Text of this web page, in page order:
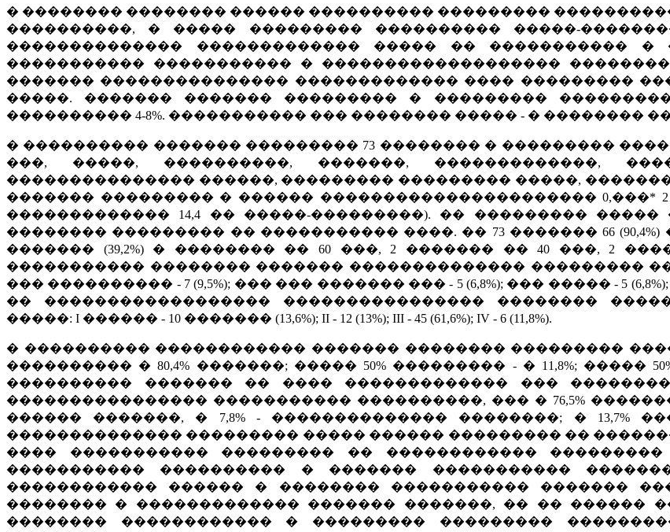
� �������� �������� ������ ���������� ���������
����������, � ����� ��������� ���������� �����-
�������������� ������������� ����� �� ����������� �
����������� ����������� � �������������������
������� ��������������� ������������� ���� ���������
�����. ������� ������� ��������� � ���������
���������� 4-8%. ����������� ��� �������� ����� - � ��������
� ���������� ������� ��������� 73 �������� � ���������
���, �����, ����������, �������, �������������,
��������������� ������, ��������� ��������� �����,
������� ��������� � ������ ���������������������� 0,���*
������������� 14,4 �� �����-���������). �� ���������
�������� ��������� �� ����������� ����. �� 73 ������� 66 (90,4%)
������� (39,2%) � �������� �� 60 ���, 2 ������� �� 40 ���, 2
����������� �������� ������� �������������� ���������
��� ���������� - 7 (9,5%); ��� ��� ������� ��� - 5 (6,8%); ��� ����� - 5
�� ������������������ ���������������� ��������
�����: I ������ - 10 ������� (13,6%); II - 12 (13%); III - 45 (61,6%); IV - 6 (11,8%).
� ���������� ������������ ������� �������� ���������
���������� � 80,4% �������; ����� 50% ��������� - � 11,8%; �����
���������� ������� �� ���� ������������� ���
���������������� ����������� ����������, ��� � 76,5%
������ �������, � 7,8% - �������������� ��������; � 13,7%
�������������� ��������� ����� ������ ��������� ��
���� ����������� ��������� �� ������������
����������� ���������� � ������� �����������
������������ ������ � �������� ����������� �������
�������� � ������������� ������� �������, �� �� ������
�������� ������������ � ��������� ���������